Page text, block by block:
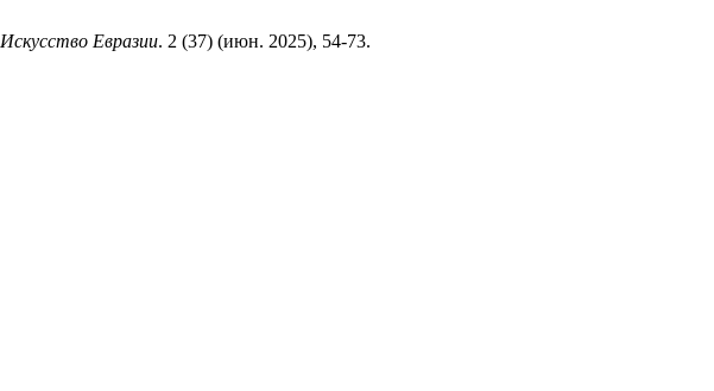
Искусство Евразии. 2 (37) (июн. 2025), 54-73.